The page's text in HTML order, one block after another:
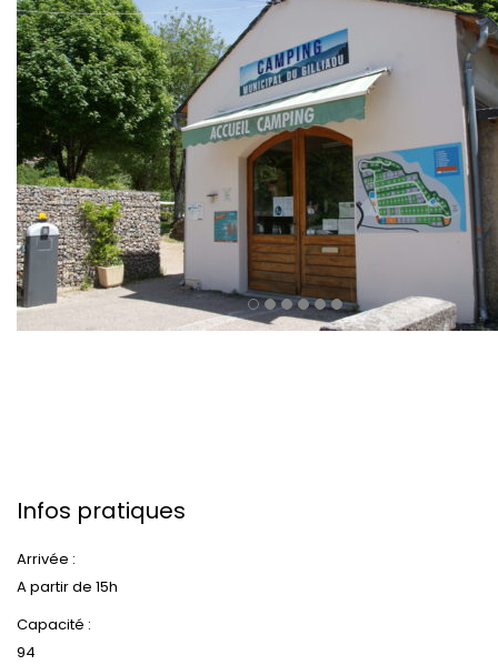
Infos pratiques
Arrivée :
A partir de 15h
Capacité :
94